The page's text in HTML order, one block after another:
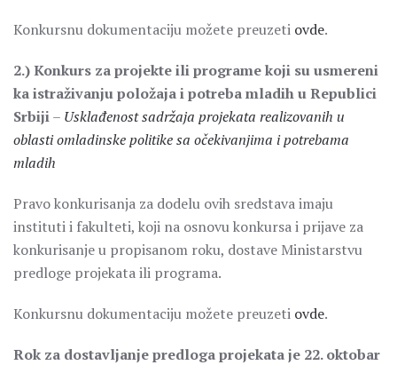
Konkursnu dokumentaciju možete preuzeti ovde.
2.) Konkurs za projekte ili programe koji su usmereni
ka istraživanju položaja i potreba mladih u Republici
Srbiji– Usklađenost sadržaja projekata realizovanih u
oblasti omladinske politike sa očekivanjima i potrebama
mladih
Pravo konkurisanja za dodelu ovih sredstava imaju
instituti i fakulteti, koji na osnovu konkursa i prijave za
konkurisanje u propisanom roku, dostave Ministarstvu
predloge projekata ili programa.
Konkursnu dokumentaciju možete preuzeti ovde.
Rok za dostavljanje predloga projekata je 22. oktobar